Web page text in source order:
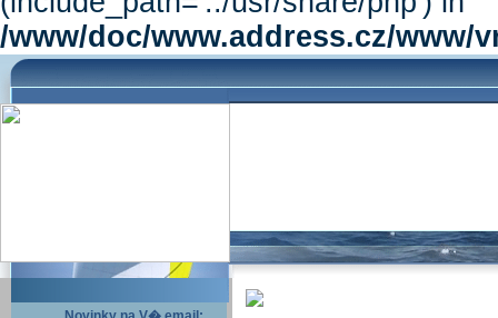
/www/doc/www.address.cz/www/